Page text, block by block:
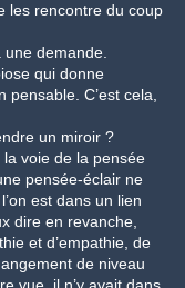
les rencontre du coup
demande.
qui donne
C’est cela,
un miroir ?
voie de la pensée
pensée-éclair ne
est dans un lien
dire en revanche,
et d’empathie, de
de niveau